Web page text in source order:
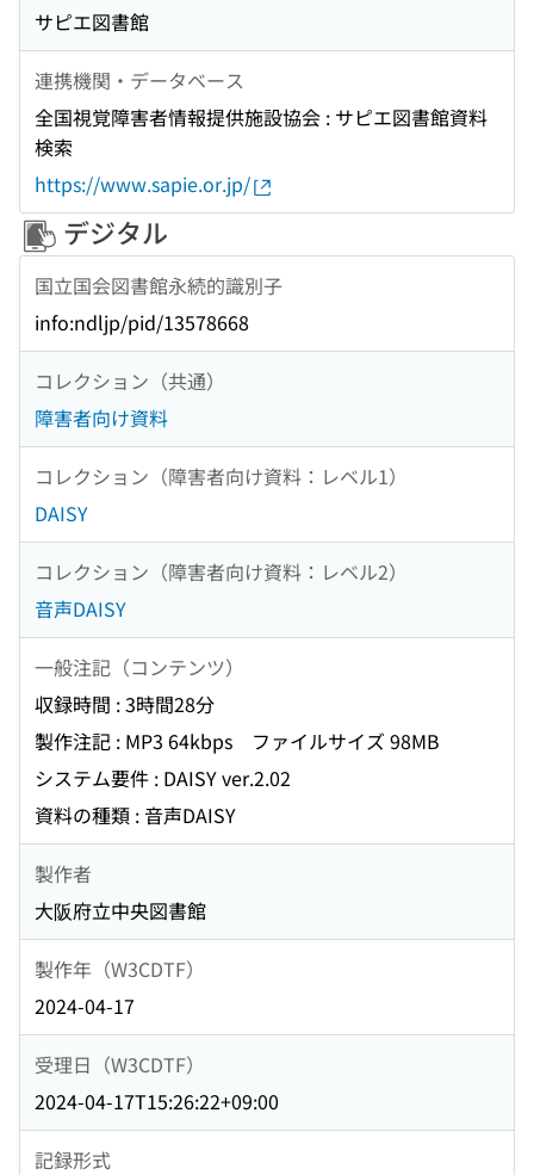
サピエ図書館
連携機関・データベース
全国視覚障害者情報提供施設協会 : サピエ図書館資料
検索
https://www.sapie.or.jp/
デジタル
国立国会図書館永続的識別子
info:ndljp/pid/13578668
コレクション（共通）
障害者向け資料
コレクション（障害者向け資料：レベル1）
DAISY
コレクション（障害者向け資料：レベル2）
音声DAISY
一般注記（コンテンツ）
収録時間 : 3時間28分
製作注記 : MP3 64kbps ファイルサイズ 98MB
システム要件 : DAISY ver.2.02
資料の種類 : 音声DAISY
製作者
大阪府立中央図書館
製作年（W3CDTF）
2024-04-17
受理日（W3CDTF）
2024-04-17T15:26:22+09:00
記録形式